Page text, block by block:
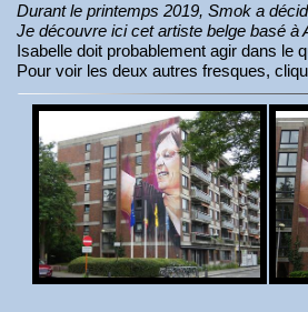
Durant le printemps 2019, Smok a
Je découvre ici cet artiste belge basé à
Isabelle doit probablement agir dans le
Pour voir les deux autres fresques,